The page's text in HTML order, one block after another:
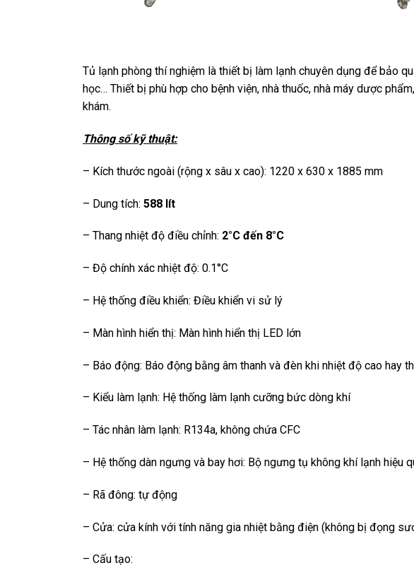
Tủ lạnh phòng thí nghiệm là thiết bị làm lạnh chuyên dụng để bảo
học… Thiết bị phù hợp cho bệnh viện, nhà thuốc, nhà máy dược
khám.
Thông số kỹ thuật:
– Kích thước ngoài (rộng x sâu x cao): 1220 x 630 x 1885 mm
– Dung tích: 588 lít
– Thang nhiệt độ điều chỉnh: 2°C đến 8°C
– Độ chính xác nhiệt độ: 0.1°C
– Hệ thống điều khiển: Điều khiển vi sử lý
– Màn hình hiển thị: Màn hình hiển thị LED lớn
– Báo động: Báo động bằng âm thanh và đèn khi nhiệt độ cao hay
– Kiểu làm lạnh: Hệ thống làm lạnh cưỡng bức dòng khí
– Tác nhân làm lạnh: R134a, không chứa CFC
– Hệ thống dàn ngưng và bay hơi: Bộ ngưng tụ không khí lạnh hiệu
– Rã đông: tự động
– Cửa: cửa kính với tính năng gia nhiệt bằng điện (không bị đọng
– Cấu tạo: